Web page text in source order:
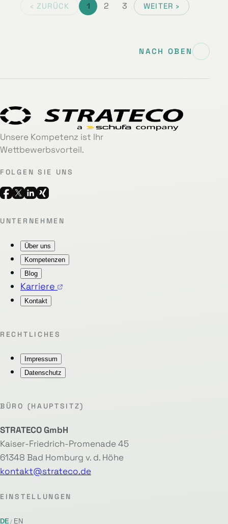
‹ ZURÜCK 1 2 3 WEITER ›
NACH OBEN
Unsere Kompetenz ist Ihr
Wettbewerbsvorteil.
FOLGEN SIE UNS
UNTERNEHMEN
Über uns
Kompetenzen
Blog
Karriere
Kontakt
RECHTLICHES
Impressum
Datenschutz
BÜRO (HAUPTSITZ)
STRATECO GmbH
Kaiser-Friedrich-Promenade 45
61348 Bad Homburg v. d. Höhe
kontakt@strateco.de
EINSTELLUNGEN
DE EN